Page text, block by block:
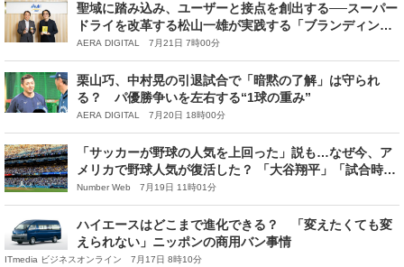
聖域に踏み込み、ユーザーと接点を創出する──スーパー
ドライを改革する松山一雄が実践する「ブランディング
の科学」
AERA DIGITAL 7月21日 7時00分
栗山巧、中村晃の引退試合で「暗黙の了解」は守られ
る？ パ優勝争いを左右する“1球の重み”
AERA DIGITAL 7月20日 18時00分
「サッカーが野球の人気を上回った」説も…なぜ今、ア
メリカで野球人気が復活した？ 「大谷翔平」「試合時間
の大幅短縮」だけじゃない“ある理由”
Number Web 7月19日 11時01分
ハイエースはどこまで進化できる？ 「変えたくても変
えられない」ニッポンの商用バン事情
ITmedia ビジネスオンライン 7月17日 8時10分